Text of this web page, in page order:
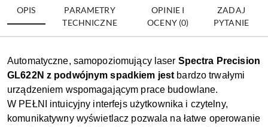
OPIS
PARAMETRY
TECHNICZNE
OPINIE I
OCENY (0)
ZADAJ
PYTANIE
Automatyczne, samopoziomujący laser Spectra Precision
GL622N z podwójnym spadkiem jest bardzo trwałymi
urządzeniem wspomagającym prace budowlane.
W PEŁNI intuicyjny interfejs użytkownika i czytelny,
komunikatywny wyświetlacz pozwala na łatwe operowanie